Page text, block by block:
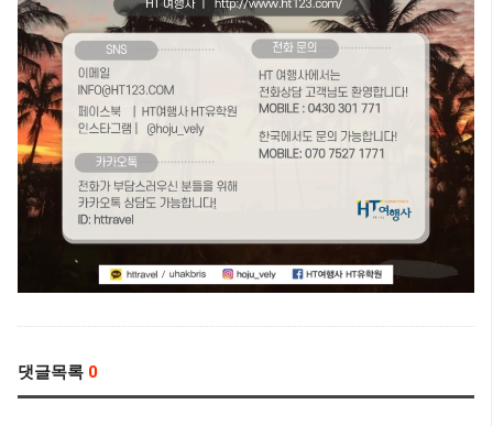
댓글목록 0